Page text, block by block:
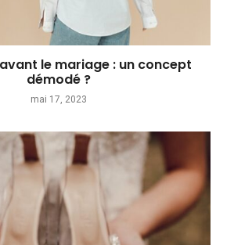
le mariage : un concept
démodé ?
mai 17, 2023